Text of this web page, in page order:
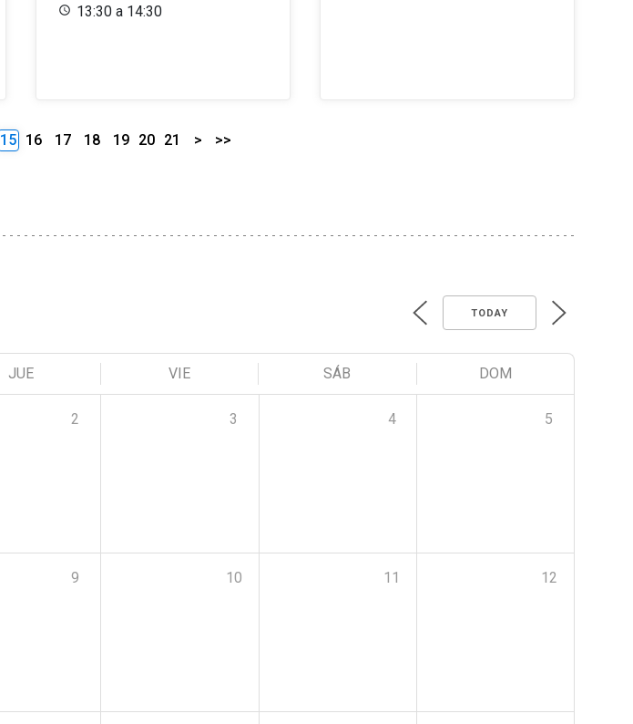
13:30 a 14:30
15 16 17 18 19 20 21 > >>
TODAY
JUE VIE SÁB DOM
2 3 4 5
9 10 11 12